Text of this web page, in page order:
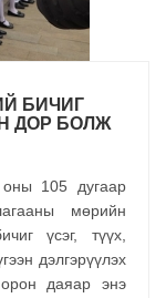
БИЧИГ
ДОР БОЛЖ
105 дугаар
мөрийн
үсэг, түүх,
дэлгэрүүлэх
даяар энэ